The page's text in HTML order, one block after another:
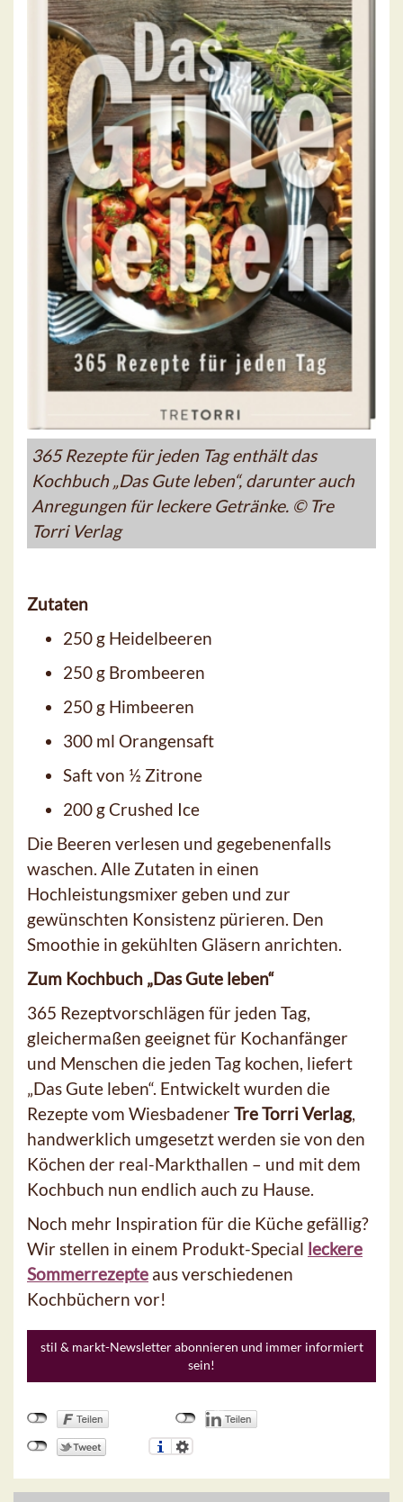
365 Rezepte für jeden Tag enthält das
Kochbuch „Das Gute leben“, darunter auch
Anregungen für leckere Getränke. © Tre
Torri Verlag
Zutaten
250 g Heidelbeeren
250 g Brombeeren
250 g Himbeeren
300 ml Orangensaft
Saft von ½ Zitrone
200 g Crushed Ice
Die Beeren verlesen und gegebenenfalls
waschen. Alle Zutaten in einen
Hochleistungsmixer geben und zur
gewünschten Konsistenz pürieren. Den
Smoothie in gekühlten Gläsern anrichten.
Zum Kochbuch „Das Gute leben“
365 Rezeptvorschlägen für jeden Tag,
gleichermaßen geeignet für Kochanfänger
und Menschen die jeden Tag kochen, liefert
„Das Gute leben“. Entwickelt wurden die
Rezepte vom WiesbadenerTre Torri Verlag,
handwerklich umgesetzt werden sie von den
Köchen der real-Markthallen – und mit dem
Kochbuch nun endlich auch zu Hause.
Noch mehr Inspiration für die Küche gefällig?
Wir stellen in einem Produkt-Special leckere
Sommerrezepte aus verschiedenen
Kochbüchern vor!
stil & markt-Newsletter abonnieren und immer informiert
sein!